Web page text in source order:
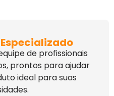
de profissionais
prontos para ajudar
ideal para suas